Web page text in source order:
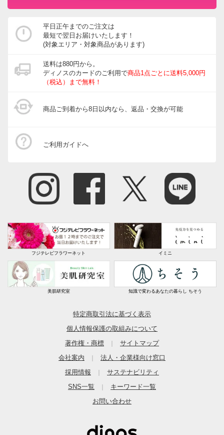
平日正午までのご注文は
最短で翌日お届けいたします！
(対象エリア・対象商品があります)
送料は880円から。
ディノスのカードのご利用で商品1点ごとに送料5,000円
（税込）まで無料！
商品ご到着から8日以内なら、返品・交換が可能
ご利用ガイドへ
フジテレビフラワーネット イミニ
美肌研究室 知識で変わるあなたの暮らし ちそう
特定商取引法に基づく表示
個人情報保護の取組みについて
著作権・商標
サイトマップ
会社案内
法人・企業様向け窓口
採用情報
サステナビリティ
SNS一覧
キーワード一覧
お問い合わせ